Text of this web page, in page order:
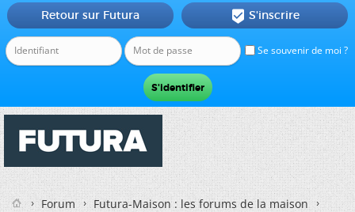
Se souvenir de moi ?
Retour sur Futura  S'inscrire
Forum
Futura-Maison : les forums de la maison